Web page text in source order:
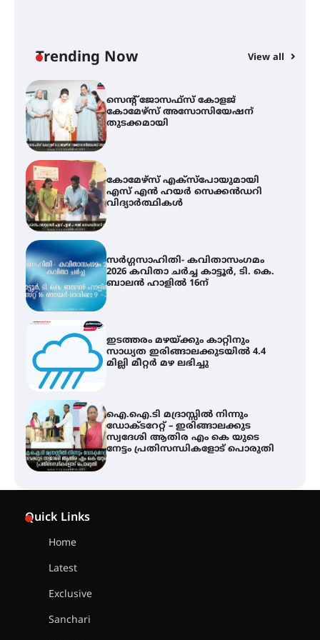
Trending Now View all
വെള്ളിയാഴ്ച സ്‌ക്രീൻ ചെയ്യുന്നു
സെന്റ് ജോസഫ്സ് കോളജ്
കോമേഴ്‌സ് അസോസിയേഷന്
തുടക്കമായി
കോമേഴ്സ് എക്സ്പോയുമായി
എസ് എൻ ഹയർ സെക്കൻഡറി
വിദ്യാർത്ഥികൾ
സർഗ്ഗസാഹിതി- കവിതാസംഗമം
2026 കവിതാ ചർച്ച കാട്ടൂർ, ടി. കെ.
ബാലൻ ഹാളിൽ 16ന്
ഇടത്തരം മഴയ്ക്കും കാറ്റിനും
സാധ്യത ഇരിങ്ങാലക്കുടയിൽ 4.4
മില്ലി മീറ്റർ മഴ ലഭിച്ചു
ഐ.ഐ.ടി മദ്രാസ്സിൽ നിന്നും
ഡോക്ടറേറ്റ് – ഇരിങ്ങാലക്കുട
സ്വദേശി ആതിര എം കെ യുടെ
നേട്ടം പ്രതിസന്ധികളോട് പൊരുതി
Quick Links
Home
Latest
Exclusive
Sanchari